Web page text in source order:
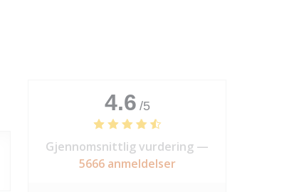
4.6 /5
Gjennomsnittlig vurdering —
5666 anmeldelser